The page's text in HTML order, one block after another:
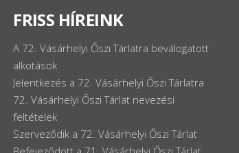
FRISS HÍREINK
A 72. Vásárhelyi Őszi Tárlatra beválogatott
alkotások
Jelentkezés a 72. Vásárhelyi Őszi Tárlatra
72. Vásárhelyi Őszi Tárlat nevezési
feltételek
Szerveződik a 72. Vásárhelyi Őszi Tárlat